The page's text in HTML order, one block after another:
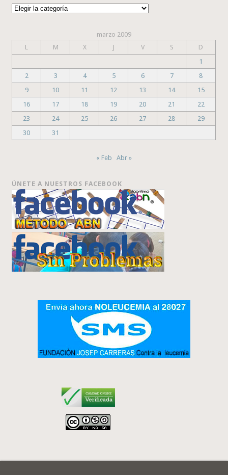
Categorías
marzo 2009
L
M X J V S
D
1
2
3 4 5 6 7
8
9
10 11 12 13 14
15
16
17 18 19 20 21
22
23
24 25 26 27 28
29
30
31
« Feb Abr »
ÚNETE A NUESTROS FACEBOOK